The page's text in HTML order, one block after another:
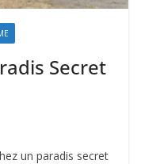
Secret
un paradis secret